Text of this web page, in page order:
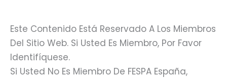
Este Contenido Está Reservado A Los Miembros
Del Sitio Web. Si Usted Es Miembro, Por Favor
Identifíquese.
Si Usted No Es Miembro De FESPA España,